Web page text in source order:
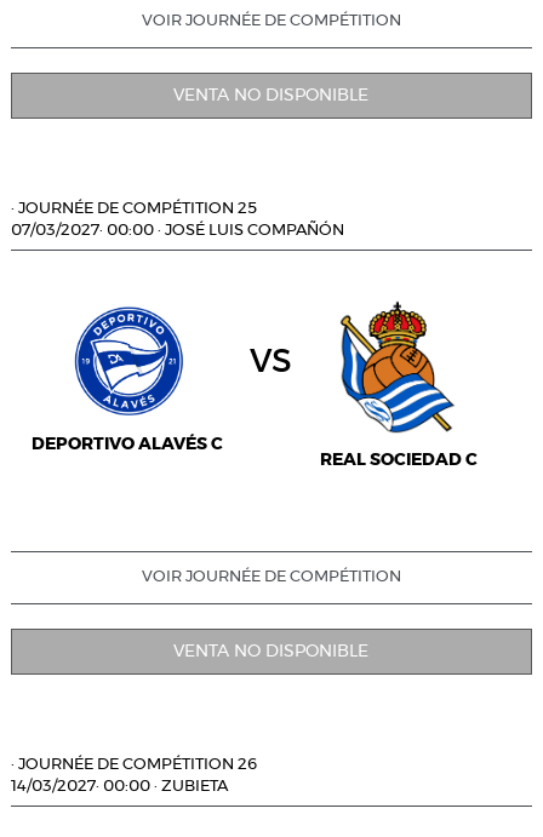
VOIR JOURNÉE DE COMPÉTITION
VENTA NO DISPONIBLE
· JOURNÉE DE COMPÉTITION 25
07/03/2027· 00:00 · JOSÉ LUIS COMPAÑÓN
DEPORTIVO ALAVÉS C
vs
REAL SOCIEDAD C
VOIR JOURNÉE DE COMPÉTITION
VENTA NO DISPONIBLE
· JOURNÉE DE COMPÉTITION 26
14/03/2027· 00:00 · ZUBIETA